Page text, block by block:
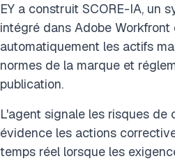
EY a construit SCORE-IA, un
intégré dans Adobe Workfront
automatiquement les actifs
normes de la marque et
publication.
L'agent signale les risques de
évidence les actions
temps réel lorsque les